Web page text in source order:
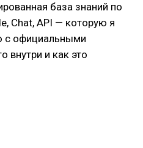
база знаний по
Chat, API — которую я
с официальными
внутри и как это